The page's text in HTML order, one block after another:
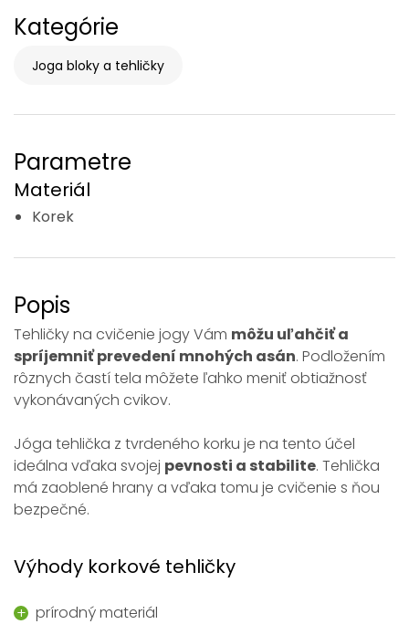
Kategórie
Joga bloky a tehličky
Parametre
Materiál
Korek
Popis
Tehličky na cvičenie jogy Vám môžu uľahčiť a
spríjemniť prevedení mnohých asán. Podložením
rôznych častí tela môžete ľahko meniť obtiažnosť
vykonávaných cvikov.
Jóga tehlička z tvrdeného korku je na tento účel
ideálna vďaka svojej pevnosti a stabilite. Tehlička
má zaoblené hrany a vďaka tomu je cvičenie s ňou
bezpečné.
Výhody korkové tehličky
prírodný materiál